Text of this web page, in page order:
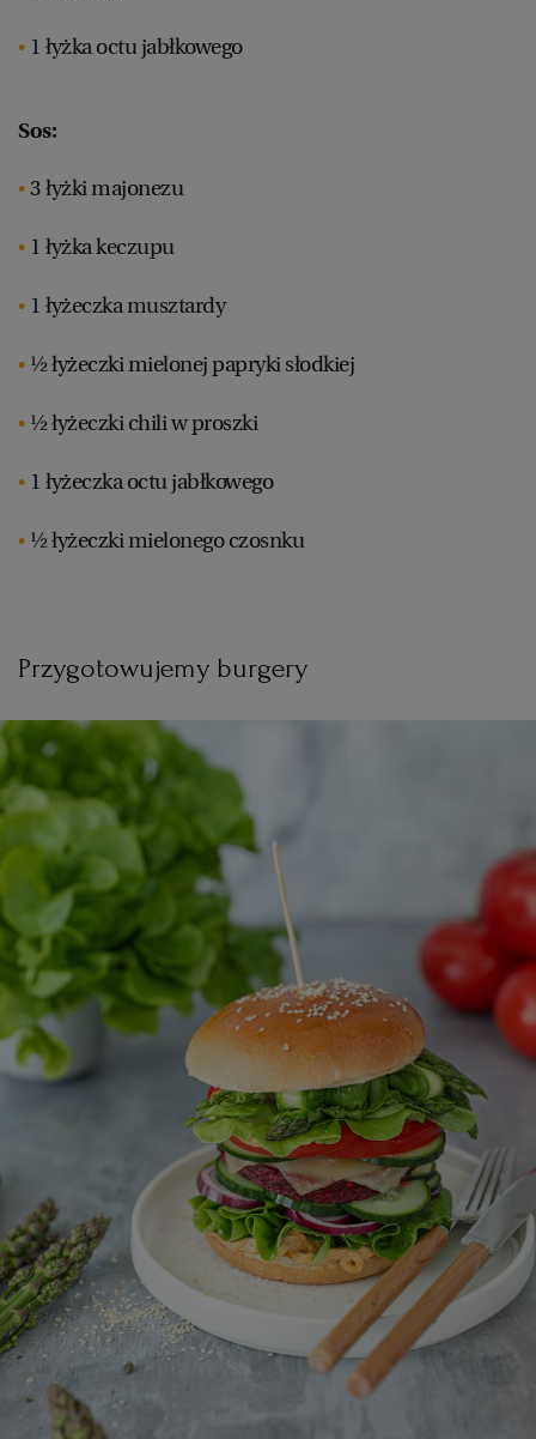
1 łyżka octu jabłkowego
Sos:
3 łyżki majonezu
1 łyżka keczupu
1 łyżeczka musztardy
½ łyżeczki mielonej papryki słodkiej
½ łyżeczki chili w proszki
1 łyżeczka octu jabłkowego
½ łyżeczki mielonego czosnku
Przygotowujemy burgery